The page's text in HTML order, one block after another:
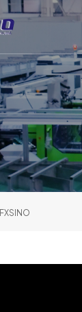
مرحبا بكم في FXSINO